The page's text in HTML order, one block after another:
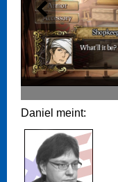
Daniel meint: